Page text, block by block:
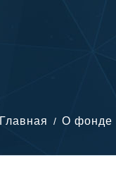
Главная О фонде